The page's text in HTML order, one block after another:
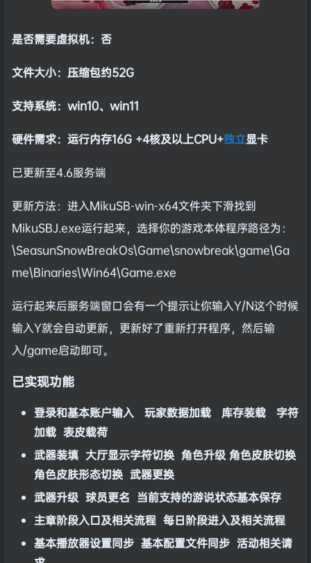
是否需要虚拟机：否
文件大小：压缩包约52G
支持系统：win10、win11
硬件需求：运行内存16G +4核及以上CPU+独立显卡
已更新至4.6服务端
更新方法：进入MikuSB-win-x64文件夹下滑找到
MikuSBJ.exe运行起来，选择你的游戏本体程序路径为：
\SeasunSnowBreakOs\Game\snowbreak\game\Ga
me\Binaries\Win64\Game.exe
运行起来后服务端窗口会有一个提示让你输入Y/N这个时候
输入Y就会自动更新，更新好了重新打开程序，然后输
入/game启动即可。
已实现功能
登录和基本账户输入 玩家数据加载 库存装载 字符
加载 表皮载荷
武器装填 大厅显示字符切换 角色升级 角色皮肤切换
角色皮肤形态切换 武器更换
武器升级 球员更名 当前支持的游说状态基本保存
主章阶段入口及相关流程 每日阶段进入及相关流程
基本播放器设置同步 基本配置文件同步 活动相关请